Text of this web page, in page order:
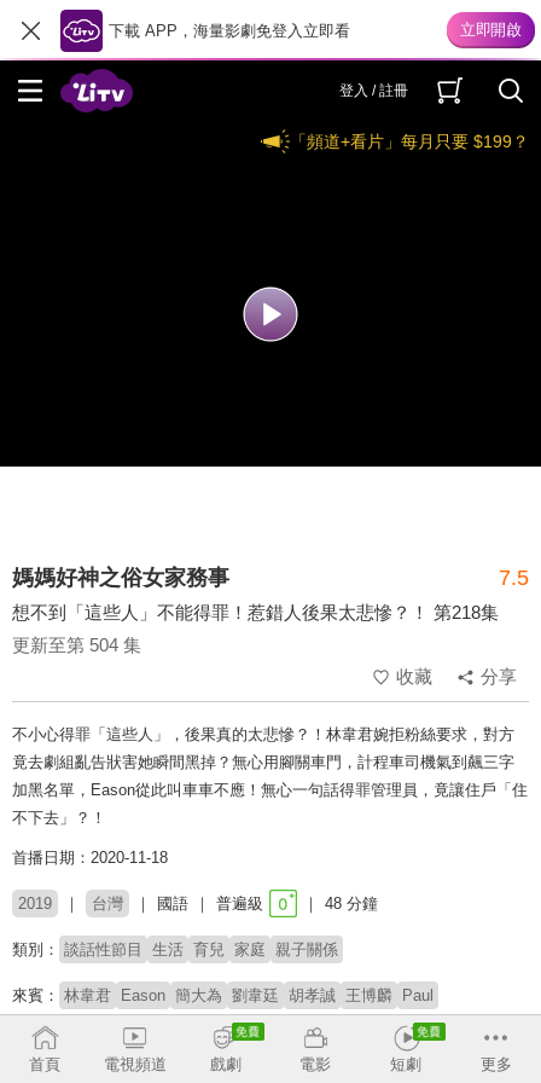
下載 APP，海量影劇免登入立即看
登入 / 註冊
「頻道+看片」每月只要 $199？
媽媽好神之俗女家務事 7.5
想不到「這些人」不能得罪！惹錯人後果太悲慘？！ 第218集
更新至第 504 集
收藏
分享
不小心得罪「這些人」，後果真的太悲慘？！林韋君婉拒粉絲要求，對方
竟去劇組亂告狀害她瞬間黑掉？無心用腳關車門，計程車司機氣到飆三字
加黑名單，Eason從此叫車車不應！無心一句話得罪管理員，竟讓住戶「住
不下去」？！
首播日期：2020-11-18
2019 台灣 國語 普遍級 48 分鐘
類別： 談話性節目 生活 育兒 家庭 親子關係
來賓： 林韋君 Eason 簡大為 劉韋廷 胡孝誠 王博麟 Paul
主持：
季芹
首頁
電視頻道 戲劇 電影 短劇 更多